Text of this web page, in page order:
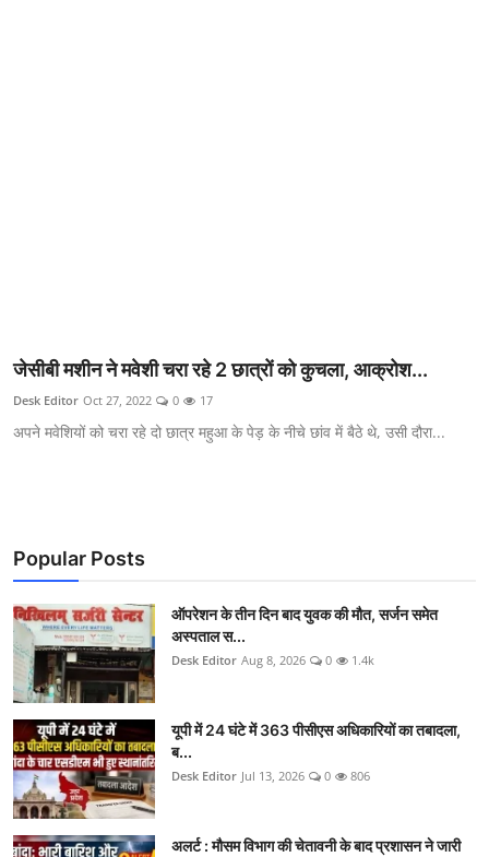
जेसीबी मशीन ने मवेशी चरा रहे 2 छात्रों को कुचला, आक्रोश...
Desk Editor Oct 27, 2022 0 17
अपने मवेशियों को चरा रहे दो छात्र महुआ के पेड़ के नीचे छांव में बैठे थे, उसी दौरा...
Popular Posts
ऑपरेशन के तीन दिन बाद युवक की मौत, सर्जन समेत
अस्पताल स...
Desk Editor Aug 8, 2026 0 1.4k
यूपी में 24 घंटे में 363 पीसीएस अधिकारियों का तबादला,
ब...
Desk Editor Jul 13, 2026 0 806
अलर्ट : मौसम विभाग की चेतावनी के बाद प्रशासन ने जारी